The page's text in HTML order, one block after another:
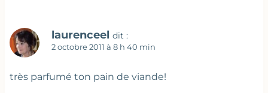
laurenceel dit :
2 octobre 2011 à 8 h 40 min
très parfumé ton pain de viande!